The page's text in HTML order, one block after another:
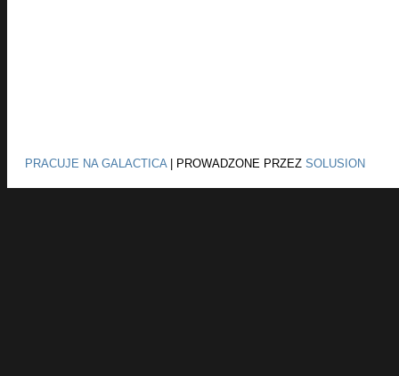
PRACUJE NA GALACTICA| PROWADZONE PRZEZ SOLUSION